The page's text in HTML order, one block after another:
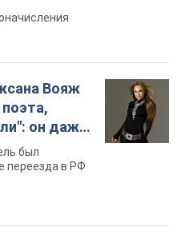
Вояж
он даже
хочет
был
переезда в РФ